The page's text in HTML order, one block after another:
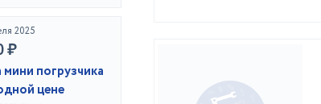
2025
₽
погрузчика
цене